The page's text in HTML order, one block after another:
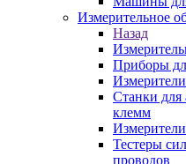
Измерительное
Назад
Приборы
Станки для
клемм
Тестеры
проводов